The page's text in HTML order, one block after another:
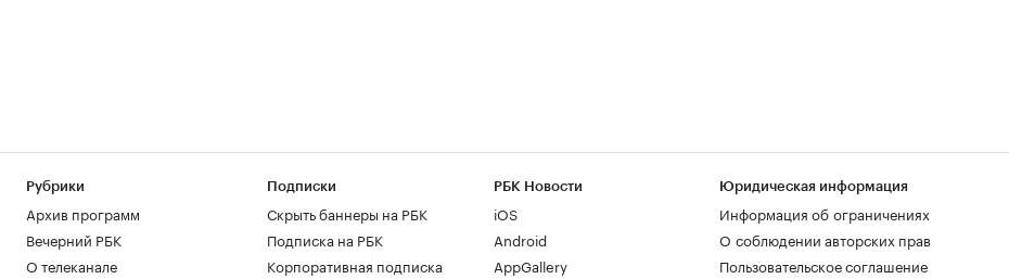
Рубрики
Архив программ
Вечерний РБК
О телеканале
Подписки
Скрыть баннеры на РБК
Подписка на РБК
Корпоративная подписка
РБК Новости
iOS
Android
AppGallery
Юридическая информация
Информация об ограничениях
О соблюдении авторских прав
Пользовательское соглашение